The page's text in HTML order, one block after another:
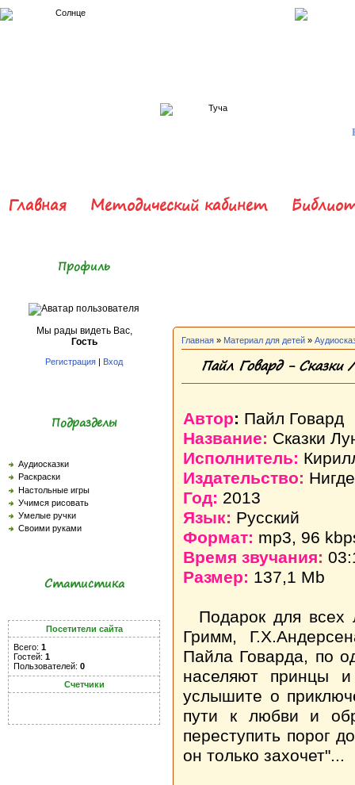
Главная Методический кабинет
Профиль
Мы рады видеть Вас,
Гость
Регистрация | Вход
Подразделы
Аудиосказки
Раскраски
Настольные игры
Учимся рисовать
Умелые ручки
Своими руками
Статистика
Посетители сайта
Всего: 1
Гостей: 1
Пользователей: 0
Счетчики
Главная » Материал для детей »
Пайл Говард - Сказки
Автор: Пайл Говард
Название: Сказки
Исполнитель:
Издательство:
Год: 2013
Язык: Русский
Формат: mp3, 96
Время звучания:
Размер: 137,1 Mb
Подарок для всех
Гримм,
Пайла Говарда, по
населяют принцы
услышите о
пути к любви и
переступить порог
он только захочет"...